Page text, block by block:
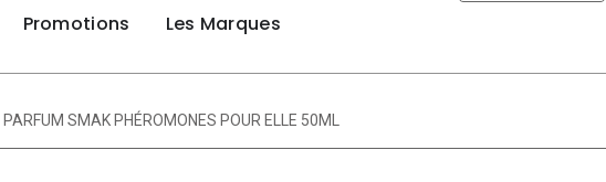
Promotions
Les Marques
SMAK PHÉROMONES POUR ELLE 50ML